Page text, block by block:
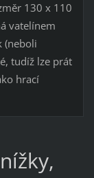
130 x 110
vatelínem
(neboli
tudíž lze prát
hrací